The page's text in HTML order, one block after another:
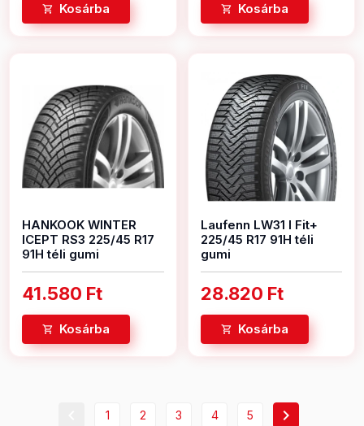
Kosárba Kosárba
HANKOOK WINTER
ICEPT RS3 225/45 R17
91H téli gumi
41.580 Ft
Kosárba
Laufenn LW31 I Fit+
225/45 R17 91H téli
gumi
28.820 Ft
Kosárba
1 2 3 4 5 chevron_right